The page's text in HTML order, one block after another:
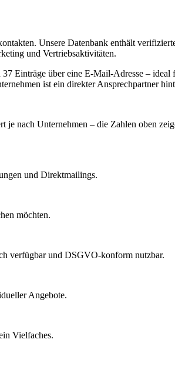
Unsere Datenbank enthält
und Vertriebsaktivitäten.
Einträge über eine E-Mail-Adresse – ideal
ist ein direkter Ansprechpartner
nach Unternehmen – die Zahlen oben
und Direktmailings.
möchten.
verfügbar und DSGVO-konform nutzbar.
Angebote.
Vielfaches.